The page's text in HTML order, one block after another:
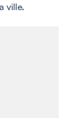
ville.